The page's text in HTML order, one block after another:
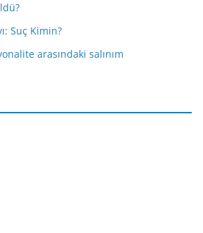
Suç Kimin?
arasındaki salınım